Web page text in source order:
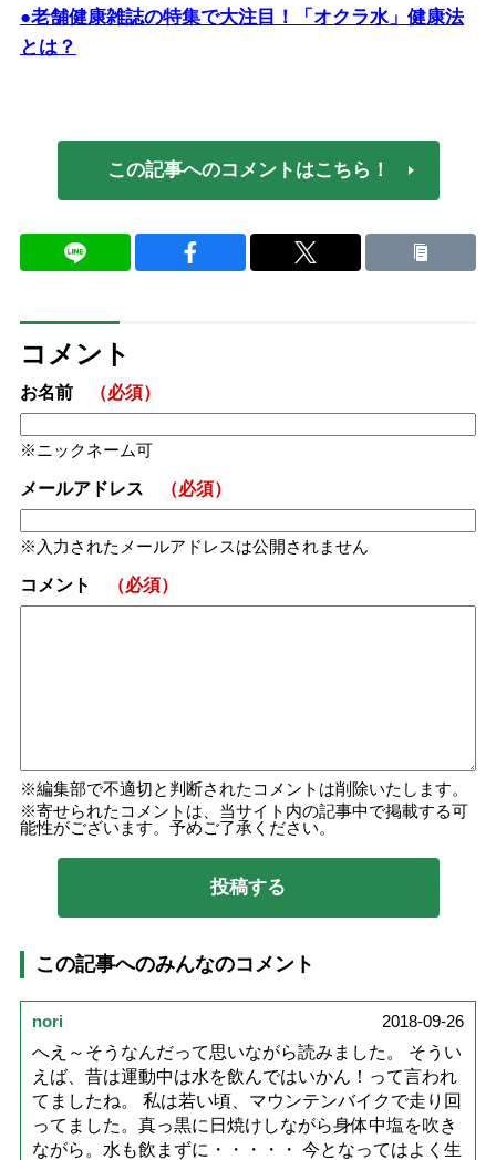
●老舗健康雑誌の特集で大注目！「オクラ水」健康法
とは？
この記事へのコメントはこちら！
コメント
お名前 （必須）
ニックネーム可
メールアドレス （必須）
入力されたメールアドレスは公開されません
コメント （必須）
編集部で不適切と判断されたコメントは削除いたします。
寄せられたコメントは、当サイト内の記事中で掲載する可
能性がございます。予めご了承ください。
この記事へのみんなのコメント
nori
2018-09-26
へえ～そうなんだって思いながら読みました。 そうい
えば、昔は運動中は水を飲んではいかん！って言われ
てましたね。 私は若い頃、マウンテンバイクで走り回
ってました。真っ黒に日焼けしながら身体中塩を吹き
ながら。水も飲まずに・・・・・ 今となってはよく生